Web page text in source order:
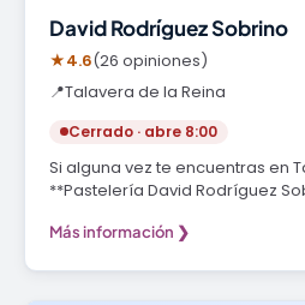
David Rodríguez Sobrino
★4.6(26 opiniones)
📍Talavera de la Reina
Cerrado · abre 8:00
Si alguna vez te encuentras en
**Pastelería David Rodríguez
Más información ❯